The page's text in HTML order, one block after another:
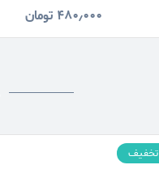
۴۸۰٫۰۰۰ تومان
تخفیف